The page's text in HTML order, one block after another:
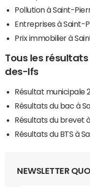
Pollution à Saint-
Entreprises à Saint-
Prix immobilier à
Tous les
des-Ifs
Résultat municipale
Résultats du bac à
Résultats du brevet
Résultats du BTS à
NEWSLETTER